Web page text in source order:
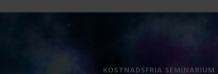
KOSTNADSFRIA SEMINARIUM